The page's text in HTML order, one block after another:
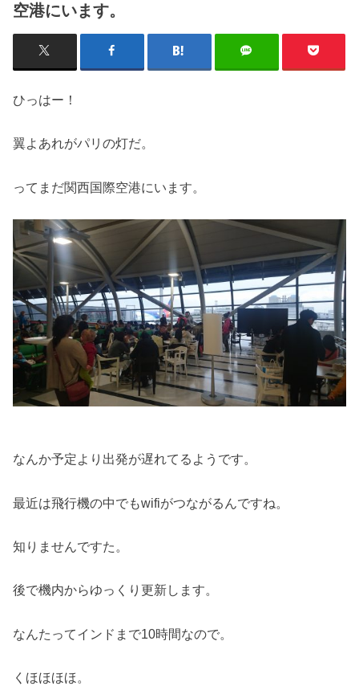
空港にいます。
ひっはー！
翼よあれがパリの灯だ。
ってまだ関西国際空港にいます。
なんか予定より出発が遅れてるようです。
最近は飛行機の中でもwifiがつながるんですね。
知りませんですた。
後で機内からゆっくり更新します。
なんたってインドまで10時間なので。
くほほほほ。